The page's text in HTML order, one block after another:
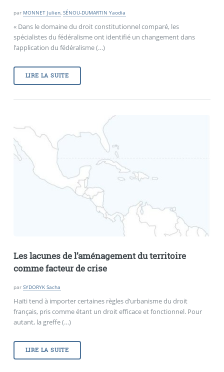
par MONNET Julien, SÉNOU-DUMARTIN Yaodia
« Dans le domaine du droit constitutionnel comparé, les
spécialistes du fédéralisme ont identifié un changement dans
l’application du fédéralisme (…)
LIRE LA SUITE
Les lacunes de l’aménagement du territoire
comme facteur de crise
par SYDORYK Sacha
Haïti tend à importer certaines règles d’urbanisme du droit
français, pris comme étant un droit efficace et fonctionnel. Pour
autant, la greffe (…)
LIRE LA SUITE